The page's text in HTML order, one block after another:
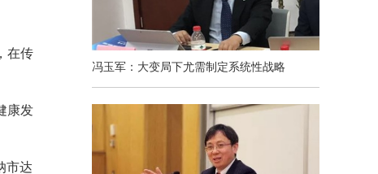
在传
康发
市达
冯玉军：大变局下尤需制定系统性战略